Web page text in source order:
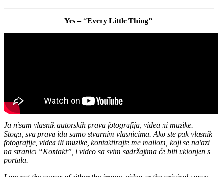
Yes – “Every Little Thing”
Ja nisam vlasnik autorskih prava fotografija, videa ni muzike.
Stoga, sva prava idu samo stvarnim vlasnicima. Ako ste pak vlasnik
fotografije, videa ili muzike, kontaktirajte me mailom, koji se nalazi
na stranici “Kontakt”, i video sa svim sadržajima će biti uklonjen s
portala.